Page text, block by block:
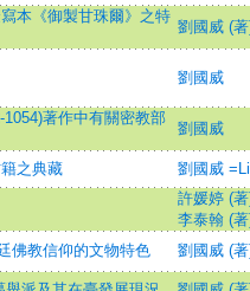
本《御製甘珠爾》之特
劉國威 (
劉國威
著作中有關密教部
劉國威
之典藏 劉國威
許媛婷 (
李泰翰 (
佛教信仰的文物特色
劉國威 (